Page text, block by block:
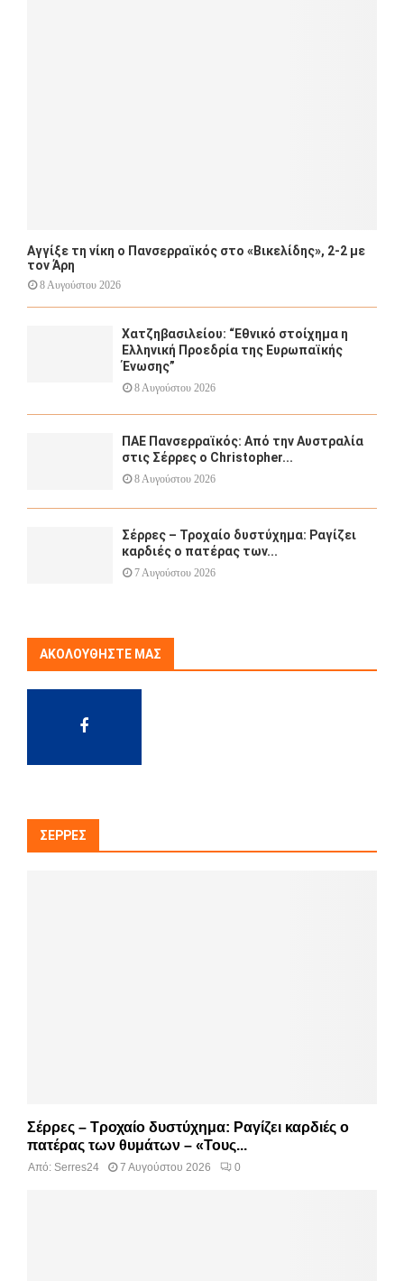
Αγγίξε τη νίκη ο Πανσερραϊκός στο «Βικελίδης», 2-2 με
τον Άρη
8 Αυγούστου 2026
Χατζηβασιλείου: “Εθνικό στοίχημα η
Ελληνική Προεδρία της Ευρωπαϊκής
Ένωσης”
8 Αυγούστου 2026
ΠΑΕ Πανσερραϊκός: Από την Αυστραλία
στις Σέρρες ο Christopher...
8 Αυγούστου 2026
Σέρρες – Τροχαίο δυστύχημα: Ραγίζει
καρδιές ο πατέρας των...
7 Αυγούστου 2026
ΑΚΟΛΟΥΘΉΣΤΕ ΜΑΣ
ΣΈΡΡΕΣ
Σέρρες – Τροχαίο δυστύχημα: Ραγίζει καρδιές ο
πατέρας των θυμάτων – «Τους...
Από: Serres24 7 Αυγούστου 2026 0